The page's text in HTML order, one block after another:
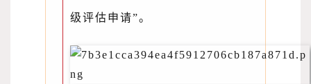
级评估申请”。